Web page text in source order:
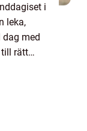
i
leka,
med
till rätt